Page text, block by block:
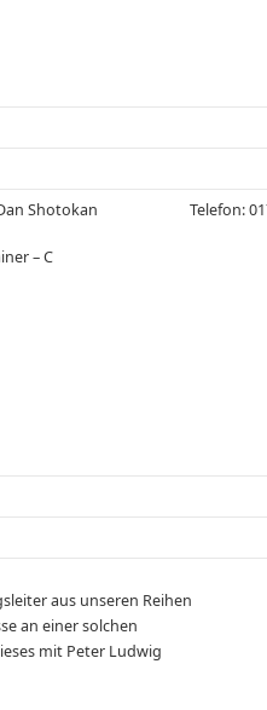
Shotokan
– C
Telefon:
aus unseren Reihen
an einer solchen
mit Peter Ludwig